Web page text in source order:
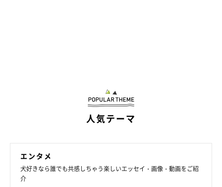
人気テーマ
エンタメ
犬好きなら誰でも共感しちゃう楽しいエッセイ・画像・動画をご紹
介